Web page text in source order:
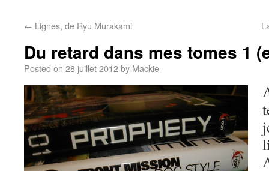
← Lignes, de Ryu Murakami
Du retard dans mes tomes 1
Posted on 28 juillet 2012by Mackie